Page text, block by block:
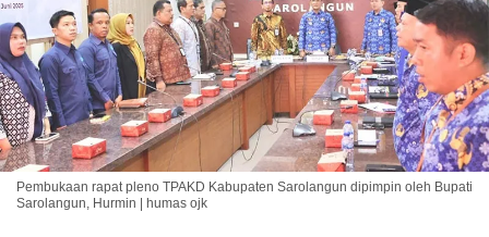
Pembukaan rapat pleno TPAKD Kabupaten Sarolangun dipimpin oleh Bupati
Sarolangun, Hurmin | humas ojk